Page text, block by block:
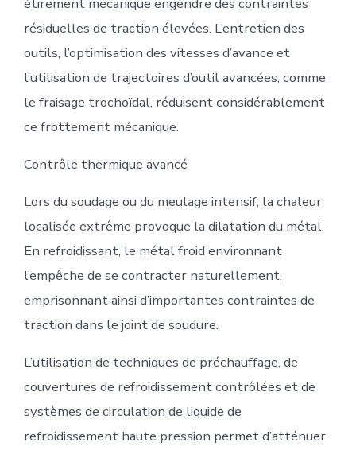
résiduelles de traction élevées. L’entretien des
outils, l’optimisation des vitesses d’avance et
l’utilisation de trajectoires d’outil avancées, comme
le fraisage trochoïdal, réduisent considérablement
ce frottement mécanique.
Contrôle thermique avancé
Lors du soudage ou du meulage intensif, la chaleur
localisée extrême provoque la dilatation du métal.
En refroidissant, le métal froid environnant
l’empêche de se contracter naturellement,
emprisonnant ainsi d’importantes contraintes de
traction dans le joint de soudure.
L’utilisation de techniques de préchauffage, de
couvertures de refroidissement contrôlées et de
systèmes de circulation de liquide de
refroidissement haute pression permet d’atténuer